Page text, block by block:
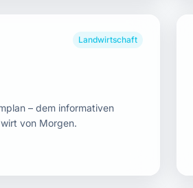
Landwirtschaft
– dem informativen
von Morgen.